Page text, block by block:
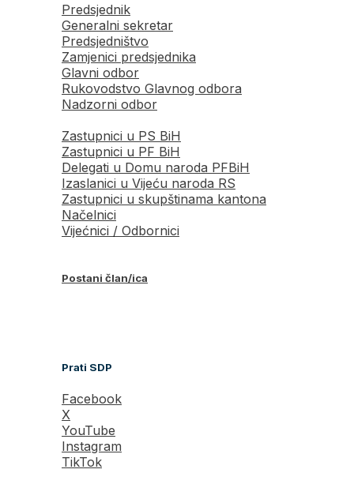
Predsjednik
Generalni sekretar
Predsjedništvo
Zamjenici predsjednika
Glavni odbor
Rukovodstvo Glavnog odbora
Nadzorni odbor
Zastupnici u PS BiH
Zastupnici u PF BiH
Delegati u Domu naroda PFBiH
Izaslanici u Vijeću naroda RS
Zastupnici u skupštinama kantona
Načelnici
Vijećnici / Odbornici
Postani član/ica
Prati SDP
Facebook
X
YouTube
Instagram
TikTok